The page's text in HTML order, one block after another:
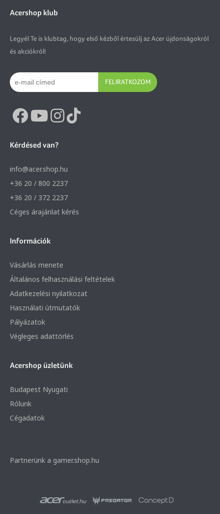
Acershop klub
Legyél Te is klubtag, hogy első kézből értesülj az Acer újdonságokról
és akciókról!
FELIRATKOZOM
Kérdésed van?
info@acer.shop.hu
+36 20 / 800 2237
+36 20 / 372 2237
Céges árajánlat kérés
Információk
Vásárlás menete
Általános felhasználási feltételek
Adatkezelési nyilatkozat
Használati útmutatók
Pályázatok
Végleges adattörlés
Acershop üzletünk
Budapest Nyugati
Rólunk
Cégadatok
Partnerünk a gamer.shop.hu